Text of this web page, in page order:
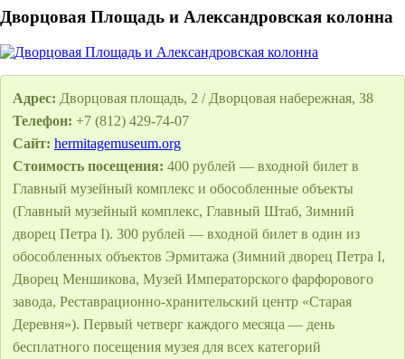
Дворцовая Площадь и Александровская колонна
Адрес: Дворцовая площадь, 2 / Дворцовая набережная, 38
Телефон: +7 (812) 429-74-07
Сайт: hermitagemuseum.org
Стоимость посещения: 400 рублей — входной билет в
Главный музейный комплекс и обособленные объекты
(Главный музейный комплекс, Главный Штаб, Зимний
дворец Петра I). 300 рублей — входной билет в один из
обособленных объектов Эрмитажа (Зимний дворец Петра I,
Дворец Меншикова, Музей Императорского фарфорового
завода, Реставрационно-хранительский центр «Старая
Деревня»). Первый четверг каждого месяца — день
бесплатного посещения музея для всех категорий